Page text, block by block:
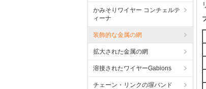
かみそりワイヤー コンチェルテ
ィーナ
装飾的な金属の網
拡大された金属の網
溶接されたワイヤーGabions
チェーン・リンクの塀バンド